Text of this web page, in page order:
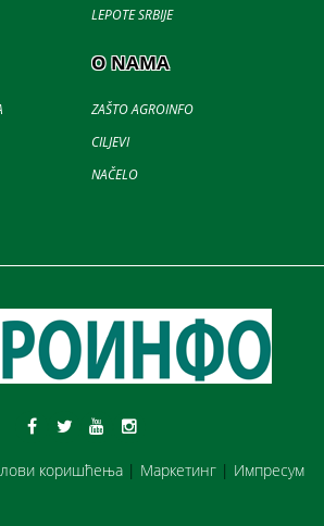
LEPOTE SRBIJE
O NAMA
ZAŠTO AGROINFO
CILJEVI
NAČELO
коришћења | Маркетинг | Импресум